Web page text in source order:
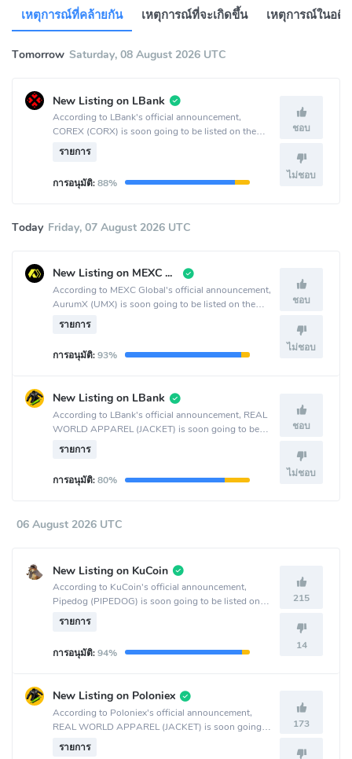
เหตุการณ์ที่คล้ายกัน เหตุการณ์ที่จะเกิดขึ้น เหตุการณ์ในอดีต
Tomorrow Saturday, 08 August 2026 UTC
New Listing on LBank
According to LBank's official announcement,
COREX (CORX) is soon going to be listed on the
รายการ
การอนุมัติ:88%
ชอบ
ไม่ชอบ
Today Friday, 07 August 2026 UTC
New Listing on MEXC Global
According to MEXC Global's official announcement,
AurumX (UMX) is soon going to be listed on the
รายการ
การอนุมัติ:93%
ชอบ
ไม่ชอบ
New Listing on LBank
According to LBank's official announcement, REAL
WORLD APPAREL (JACKET) is soon going to be
รายการ
การอนุมัติ:80%
ชอบ
ไม่ชอบ
06 August 2026 UTC
New Listing on KuCoin
According to KuCoin's official announcement,
Pipedog (PIPEDOG) is soon going to be listed on
the KuCoin crypto exchange.
รายการ
การอนุมัติ:94%
215
14
New Listing on Poloniex
According to Poloniex's official announcement,
REAL WORLD APPAREL (JACKET) is soon going
รายการ
173